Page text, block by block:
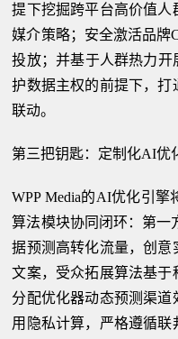
提下挖掘跨平台高价值
媒介策略；安全激活品牌
投放；并基于人群热力
护数据主权的前提下，
联动。
第三把钥匙：定制化AI优
WPP Media的AI优化引
算法模块协同闭环：第一
据预测高转化流量，创
文案，受众拓展算法基
分配优化器动态预测渠
用隐私计算，严格遵循